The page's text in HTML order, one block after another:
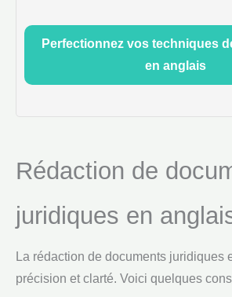
Perfectionnez vos techniques
en anglais
Rédaction de
juridiques en
La rédaction de documents juridiques
précision et clarté. Voici quelques